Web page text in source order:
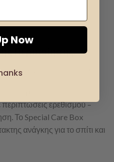
Περιποίησης.
όλες τις περιπτώσεις:
τη φυσική
ερεθισμού –
Το Special Care Box
ανάγκης για το σπίτι και
Now